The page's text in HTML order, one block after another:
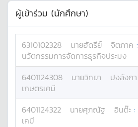
ผู้เข้าร่วม (นักศึกษา)
6310102328 นายฮัดรีย์ จิตภาค :
นวัตกรรมการจัดการธุรกิจประมง
6401124308 นายวิทยา ปงลังกา
เกษตรเคมี
6401124322 นายศุภณัฐ อินต๊ะ :
เคมี